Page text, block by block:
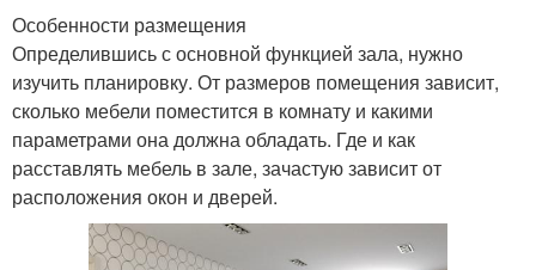
Особенности размещения
Определившись с основной функцией зала, нужно
изучить планировку. От размеров помещения зависит,
сколько мебели поместится в комнату и какими
параметрами она должна обладать. Где и как
расставлять мебель в зале, зачастую зависит от
расположения окон и дверей.